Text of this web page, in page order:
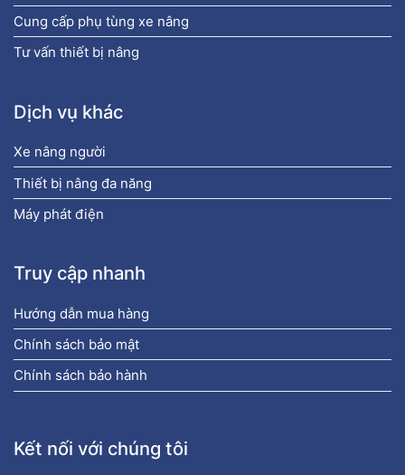
Cung cấp phụ tùng xe nâng
Tư vấn thiết bị nâng
Dịch vụ khác
Xe nâng người
Thiết bị nâng đa năng
Máy phát điện
Truy cập nhanh
Hướng dẫn mua hàng
Chính sách bảo mật
Chính sách bảo hành
Kết nối với chúng tôi